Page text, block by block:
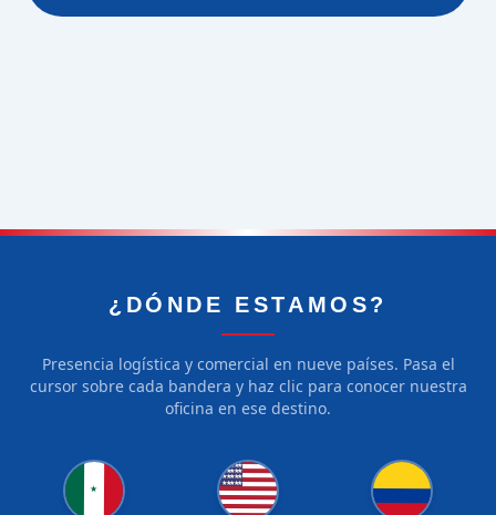
¿DÓNDE ESTAMOS?
Presencia logística y comercial en nueve países. Pasa el
cursor sobre cada bandera y haz clic para conocer nuestra
oficina en ese destino.
★
★★★★
★★★★★
★★★★★
★★★★★